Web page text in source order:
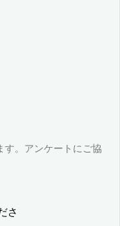
す。アンケートにご協